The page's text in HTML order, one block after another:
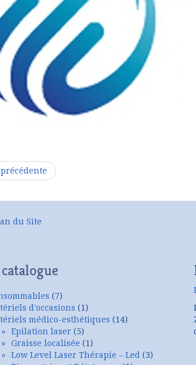
du Site
(7)
d'occasions (1)
médico-esthétiques (14)
Epilation laser (5)
Graisse localisée (1)
Low Level Laser Thérapie – Led (3)